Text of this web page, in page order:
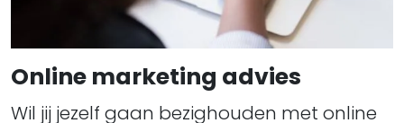
Online marketing advies
Wil jij jezelf gaan bezighouden met online